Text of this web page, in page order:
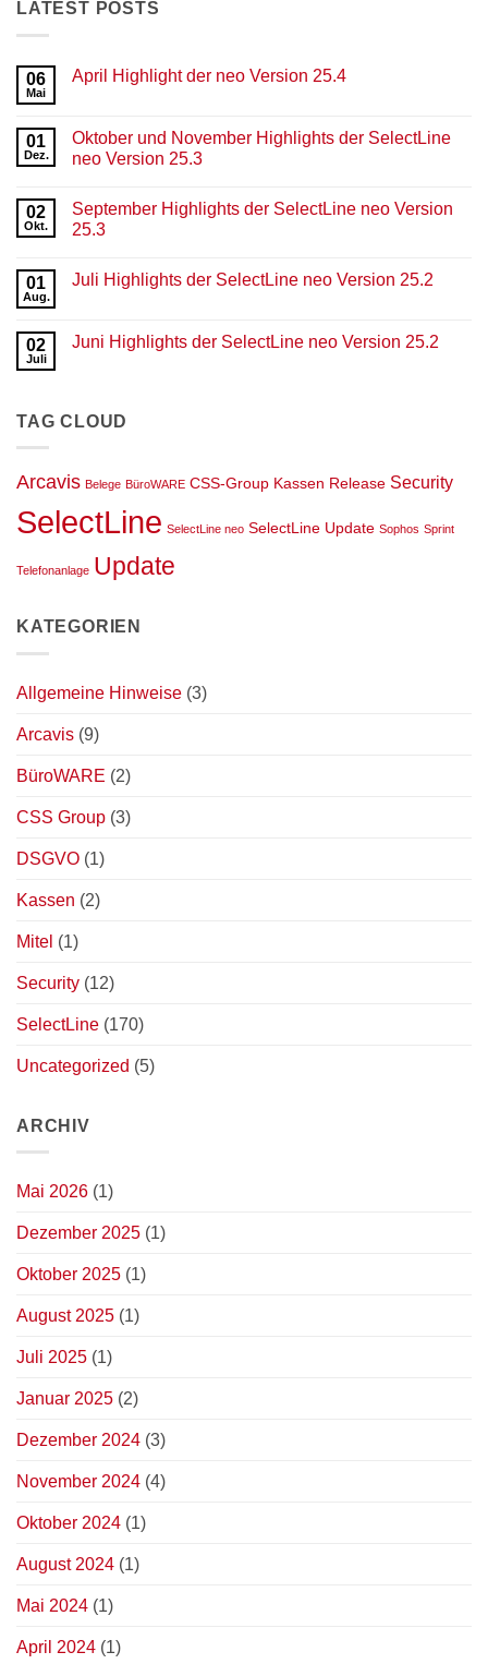
LATEST POSTS
06
Mai
April Highlight der neo Version 25.4
April
Highlight
der
25.4
01
Dez.
Oktober und November Highlights der SelectLine
neo Version 25.3
zu
Oktober
und
der
SelectLine
25.3
02
Okt.
September Highlights der SelectLine neo Version
25.3
zu
September
SelectLine
neo
01
Aug.
Juli Highlights der SelectLine neo Version 25.2
Juli
Version
25.2
02
Juli
Juni Highlights der SelectLine neo Version 25.2
Highlights
Version
25.2
TAG CLOUD
Arcavis Belege BüroWARE CSS-Group Kassen Release Security
SelectLine SelectLine neo SelectLine Update Sophos Sprint
Telefonanlage Update
KATEGORIEN
Allgemeine Hinweise (3)
Arcavis (9)
BüroWARE (2)
CSS Group (3)
DSGVO (1)
Kassen (2)
Mitel (1)
Security (12)
SelectLine (170)
Uncategorized (5)
ARCHIV
Mai 2026 (1)
Dezember 2025 (1)
Oktober 2025 (1)
August 2025 (1)
Juli 2025 (1)
Januar 2025 (2)
Dezember 2024 (3)
November 2024 (4)
Oktober 2024 (1)
August 2024 (1)
Mai 2024 (1)
April 2024 (1)